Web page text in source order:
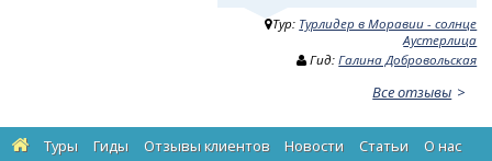
Тур: Турлидер в Моравии - солнце
Аустерлица
Гид:Галина Добровольская
Все отзывы
Туры Гиды Отзывы клиентов Новости Статьи
О нас